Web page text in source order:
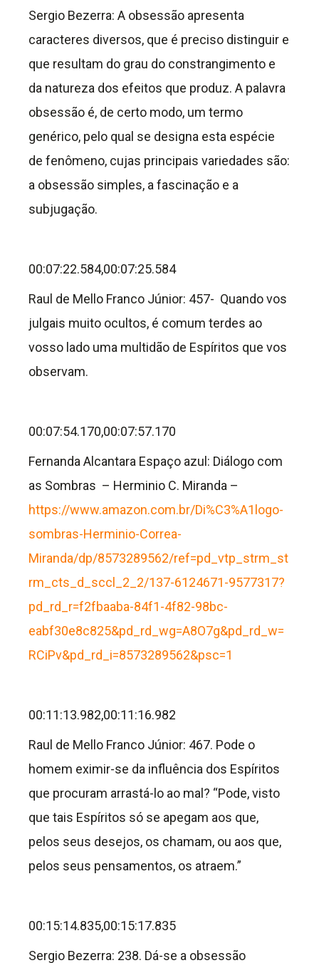
Sergio Bezerra: A obsessão apresenta
caracteres diversos, que é preciso distinguir e
que resultam do grau do constrangimento e
da natureza dos efeitos que produz. A palavra
obsessão é, de certo modo, um termo
genérico, pelo qual se designa esta espécie
de fenômeno, cujas principais variedades são:
a obsessão simples, a fascinação e a
subjugação.
00:07:22.584,00:07:25.584
Raul de Mello Franco Júnior: 457- Quando vos
julgais muito ocultos, é comum terdes ao
vosso lado uma multidão de Espíritos que vos
observam.
00:07:54.170,00:07:57.170
Fernanda Alcantara Espaço azul: Diálogo com
as Sombras – Herminio C. Miranda –
https://www.amazon.com.br/Di%C3%A1logo-
sombras-Herminio-Correa-
Miranda/dp/8573289562/ref=pd_vtp_strm_st
rm_cts_d_sccl_2_2/137-6124671-9577317?
pd_rd_r=f2fbaaba-84f1-4f82-98bc-
eabf30e8c825&pd_rd_wg=A8O7g&pd_rd_w=
RCiPv&pd_rd_i=8573289562&psc=1
00:11:13.982,00:11:16.982
Raul de Mello Franco Júnior: 467. Pode o
homem eximir-se da influência dos Espíritos
que procuram arrastá-lo ao mal? “Pode, visto
que tais Espíritos só se apegam aos que,
pelos seus desejos, os chamam, ou aos que,
pelos seus pensamentos, os atraem.”
00:15:14.835,00:15:17.835
Sergio Bezerra: 238. Dá-se a obsessão